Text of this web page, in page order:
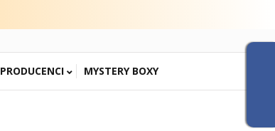
PRODUCENCI MYSTERY BOXY